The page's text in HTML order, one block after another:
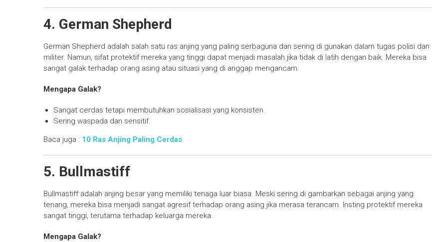
4. German Shepherd
German Shepherd adalah salah satu ras anjing yang paling serbaguna dan sering di gunakan dalam tugas polisi dan
militer. Namun, sifat protektif mereka yang tinggi dapat menjadi masalah jika tidak di latih dengan baik. Mereka bisa
sangat galak terhadap orang asing atau situasi yang di anggap mengancam.
Mengapa Galak?
Sangat cerdas tetapi membutuhkan sosialisasi yang konsisten.
Sering waspada dan sensitif.
Baca juga : 10 Ras Anjing Paling Cerdas
5. Bullmastiff
Bullmastiff adalah anjing besar yang memiliki tenaga luar biasa. Meski sering di gambarkan sebagai anjing yang
tenang, mereka bisa menjadi sangat agresif terhadap orang asing jika merasa terancam. Insting protektif mereka
sangat tinggi, terutama terhadap keluarga mereka.
Mengapa Galak?